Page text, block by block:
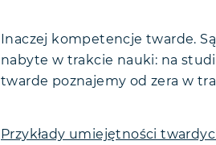
Inaczej kompetencje twarde.
nabyte w trakcie nauki: na
twarde poznajemy od zera w
Przykłady umiejętności